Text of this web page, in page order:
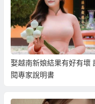
娶越南新娘結果有好有壞
閱專家說明書